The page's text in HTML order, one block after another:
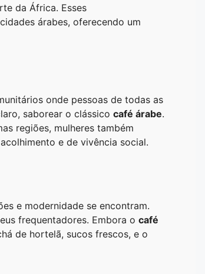
da África. Esses
árabes, oferecendo um
onde pessoas de todas as
saborear o clássico café árabe.
regiões, mulheres também
e de vivência social.
e modernidade se encontram.
frequentadores. Embora o café
de hortelã, sucos frescos, e o